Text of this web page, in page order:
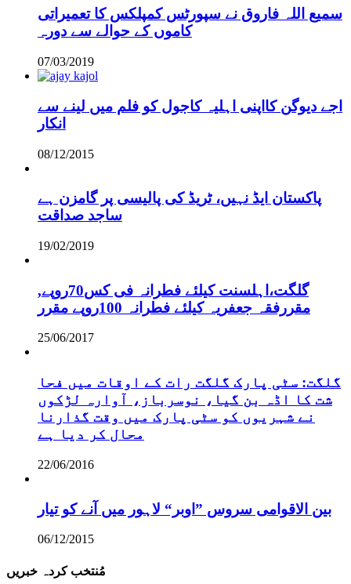
سمیع اللہ فاروق نے سپورٹس کمپلکس کا تعمیراتی
کاموں کے حوالے سے دورہ
07/03/2019
اجے دیوگن کااپنی اہلیہ کاجول کو فلم میں لینے سے
انکار
08/12/2015
پاکستان ایڈ نہیں، ٹریڈ کی پالیسی پر گامزن ہے
ساجد صداقت
19/02/2019
,گلگت،اہلسنت کیلئے فطرانہ فی کس70روپے
مقررفقہ جعفریہ کیلئے فطرانہ 100روپے مقرر
25/06/2017
گلگت: سٹی پارک گلگت رات کے اوقات میں فحا
شت کا اڈہ بن گیا، نوسرباز، آوارہ لڑکوں
نے شہریوں کو سٹی پارک میں وقت گذارنا
محال کر دیا ہے
22/06/2016
بین الاقوامی سروس ”اوبر“ لاہور میں آنے کو تیار
06/12/2015
مُنتخب کردہ خبریں